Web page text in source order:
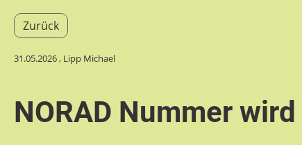
Zurück
31.05.2026 , Lipp Michael
NORAD Nummer